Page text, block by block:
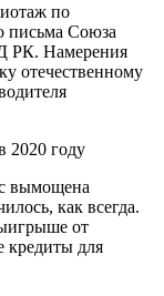
по
письма Союза
РК. Намерения
отечественному
вымощена
как всегда.
от
кредиты для